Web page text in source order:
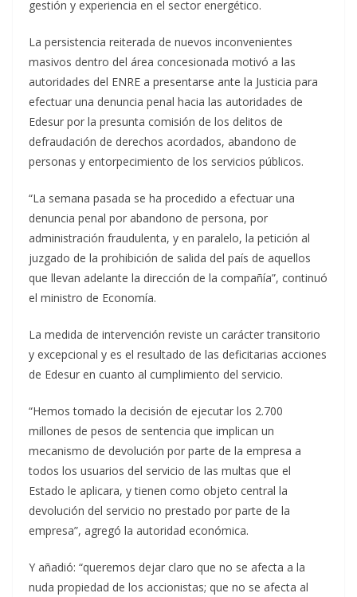
gestión y experiencia en el sector energético.
La persistencia reiterada de nuevos inconvenientes
masivos dentro del área concesionada motivó a las
autoridades del ENRE a presentarse ante la Justicia para
efectuar una denuncia penal hacia las autoridades de
Edesur por la presunta comisión de los delitos de
defraudación de derechos acordados, abandono de
personas y entorpecimiento de los servicios públicos.
“La semana pasada se ha procedido a efectuar una
denuncia penal por abandono de persona, por
administración fraudulenta, y en paralelo, la petición al
juzgado de la prohibición de salida del país de aquellos
que llevan adelante la dirección de la compañía”, continuó
el ministro de Economía.
La medida de intervención reviste un carácter transitorio
y excepcional y es el resultado de las deficitarias acciones
de Edesur en cuanto al cumplimiento del servicio.
“Hemos tomado la decisión de ejecutar los 2.700
millones de pesos de sentencia que implican un
mecanismo de devolución por parte de la empresa a
todos los usuarios del servicio de las multas que el
Estado le aplicara, y tienen como objeto central la
devolución del servicio no prestado por parte de la
empresa”, agregó la autoridad económica.
Y añadió: “queremos dejar claro que no se afecta a la
nuda propiedad de los accionistas; que no se afecta al